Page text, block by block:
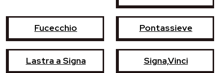
Fucecchio Pontassieve
Lastra a Signa Signa,Vinci